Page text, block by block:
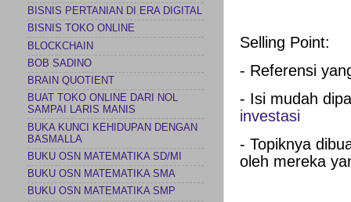
Selling Point:
- Referensi
- Isi mudah
investasi
- Topiknya
oleh mereka
BISNIS PERTANIAN DI ERA DIGITAL
BISNIS TOKO ONLINE
BLOCKCHAIN
BOB SADINO
BRAIN QUOTIENT
BUAT TOKO ONLINE DARI NOL
SAMPAI LARIS MANIS
BUKA KUNCI KEHIDUPAN DENGAN
BASMALLA
BUKU OSN MATEMATIKA SD/MI
BUKU OSN MATEMATIKA SMA
BUKU OSN MATEMATIKA SMP